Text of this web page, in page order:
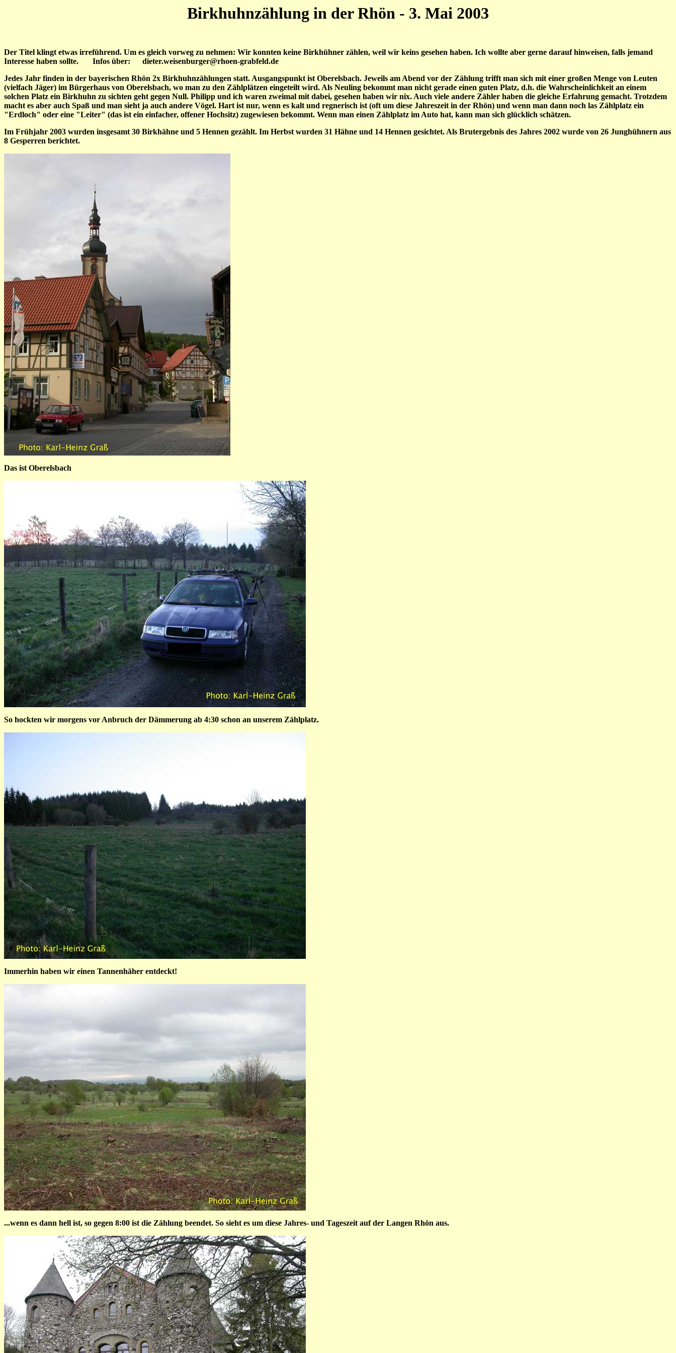
Birkhuhnzählung in der Rhön - 3. Mai 2003
Der Titel klingt etwas irreführend. Um es gleich vorweg zu nehmen: Wir konnten keine Birkhühner zählen, weil wir keins gesehen haben. Ich wollte aber gerne darauf hinweisen, falls jemand
Interesse haben sollte. Infos über: dieter.weisenburger@rhoen-grabfeld.de
Jedes Jahr finden in der bayerischen Rhön 2x Birkhuhnzählungen statt. Ausgangspunkt ist Oberelsbach. Jeweils am Abend vor der Zählung trifft man sich mit einer großen Menge von Leuten
(vielfach Jäger) im Bürgerhaus von Oberelsbach, wo man zu den Zählplätzen eingeteilt wird. Als Neuling bekommt man nicht gerade einen guten Platz, d.h. die Wahrscheinlichkeit an einem
solchen Platz ein Birkhuhn zu sichten geht gegen Null. Philipp und ich waren zweimal mit dabei, gesehen haben wir nix. Auch viele andere Zähler haben die gleiche Erfahrung gemacht. Trotzdem
macht es aber auch Spaß und man sieht ja auch andere Vögel. Hart ist nur, wenn es kalt und regnerisch ist (oft um diese Jahreszeit in der Rhön) und wenn man dann noch las Zählplatz ein
"Erdloch" oder eine "Leiter" (das ist ein einfacher, offener Hochsitz) zugewiesen bekommt. Wenn man einen Zählplatz im Auto hat, kann man sich glücklich schätzen.
Im Frühjahr 2003 wurden insgesamt 30 Birkhähne und 5 Hennen gezählt. Im Herbst wurden 31 Hähne und 14 Hennen gesichtet. Als Brutergebnis des Jahres 2002 wurde von 26 Junghühnern aus
8 Gesperren berichtet.
Das ist Oberelsbach
So hockten wir morgens vor Anbruch der Dämmerung ab 4:30 schon an unserem Zählplatz.
Immerhin haben wir einen Tannenhäher entdeckt!
...wenn es dann hell ist, so gegen 8:00 ist die Zählung beendet. So sieht es um diese Jahres- und Tageszeit auf der Langen Rhön aus.